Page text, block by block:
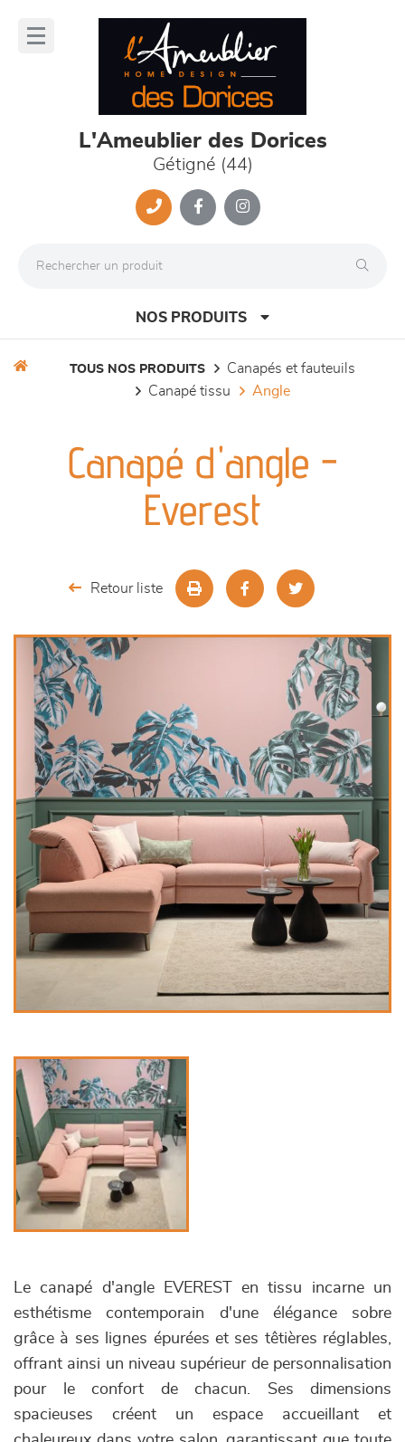
L'Ameublier des Dorices
Gétigné (44)
NOS PRODUITS
séjours
meubles de complément
outdoor
décoration
TOUS NOS PRODUITS
canapés et fauteuils
canapé tissu
angle
Canapé d'angle -
Everest
Retour liste
Le canapé d'angle EVEREST en tissu incarne un
esthétisme contemporain d'une élégance sobre
grâce à ses lignes épurées et ses têtières réglables,
offrant ainsi un niveau supérieur de personnalisation
pour le confort de chacun. Ses dimensions
spacieuses créent un espace accueillant et